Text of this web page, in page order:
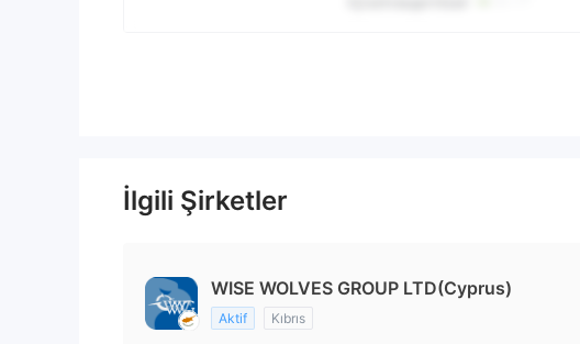
İlgili Şirketler
WISE WOLVES GROUP LTD(Cyprus)
Aktif Kıbrıs